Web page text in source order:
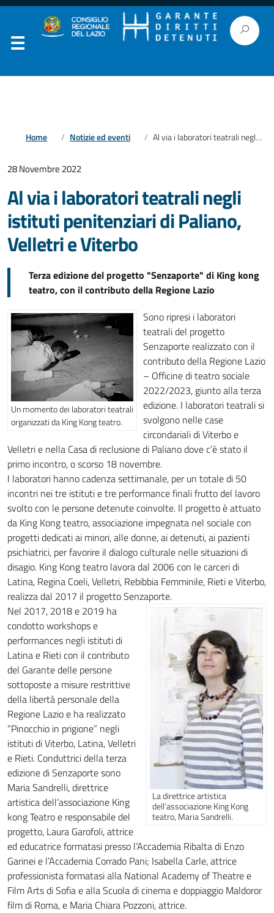
Home Notizie ed eventi Al via i laboratori teatrali negli istituti penitenziari di Paliano, Velletri e Viterbo
28 Novembre 2022
Al via i laboratori teatrali negli
istituti penitenziari di Paliano,
Velletri e Viterbo
Terza edizione del progetto "Senzaporte" di King kong
teatro, con il contributo della Regione Lazio
Un momento dei laboratori teatrali
organizzati da King Kong teatro.
Sono ripresi i laboratori
teatrali del progetto
Senzaporte realizzato con il
contributo della Regione Lazio
– Officine di teatro sociale
2022/2023, giunto alla terza
edizione. I laboratori teatrali si
svolgono nelle case
circondariali di Viterbo e
Velletri e nella Casa di reclusione di Paliano dove c’è stato il
primo incontro, o scorso 18 novembre.
I laboratori hanno cadenza settimanale, per un totale di 50
incontri nei tre istituti e tre performance finali frutto del lavoro
svolto con le persone detenute coinvolte. Il progetto è attuato
da King Kong teatro, associazione impegnata nel sociale con
progetti dedicati ai minori, alle donne, ai detenuti, ai pazienti
psichiatrici, per favorire il dialogo culturale nelle situazioni di
disagio. King Kong teatro lavora dal 2006 con le carceri di
Latina, Regina Coeli, Velletri, Rebibbia Femminile, Rieti e Viterbo,
realizza dal 2017 il progetto Senzaporte.
La direttrice artistica
dell’associazione King Kong
teatro, Maria Sandrelli.
Nel 2017, 2018 e 2019 ha
condotto workshops e
performances negli istituti di
Latina e Rieti con il contributo
del Garante delle persone
sottoposte a misure restrittive
della libertà personale della
Regione Lazio e ha realizzato
“Pinocchio in prigione” negli
istituti di Viterbo, Latina, Velletri
e Rieti. Conduttrici della terza
edizione di Senzaporte sono
Maria Sandrelli, direttrice
artistica dell’associazione King
kong Teatro e responsabile del
progetto, Laura Garofoli, attrice
ed educatrice formatasi presso l’Accademia Ribalta di Enzo
Garinei e l’Accademia Corrado Pani; Isabella Carle, attrice
professionista formatasi alla National Academy of Theatre e
Film Arts di Sofia e alla Scuola di cinema e doppiaggio Maldoror
film di Roma, e Maria Chiara Pozzoni, attrice.